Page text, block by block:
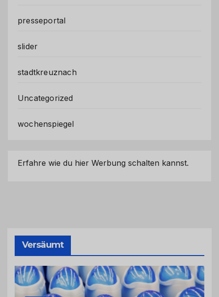
presseportal
slider
stadtkreuznach
Uncategorized
wochenspiegel
Erfahre wie du hier Werbung schalten kannst.
Versäumt